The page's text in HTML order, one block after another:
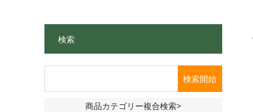
検索
商品カテゴリー複合検索>